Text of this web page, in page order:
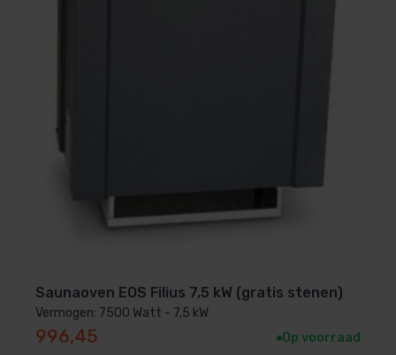
Saunaoven EOS Filius 7,5 kW (gratis stenen)
Vermogen: 7500 Watt - 7,5 kW
996,45 Op voorraad